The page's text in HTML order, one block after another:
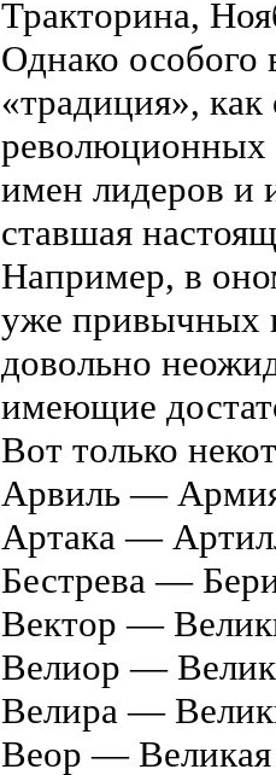
Тракторина,
Однако особого
«традиция»,
революционных
имен лидеров и
ставшая
Например, в
уже привычных
довольно
имеющие
Вот только
Арвиль —
Артака —
Бестрева —
Вектор —
Велиор —
Велира —
Веор — Великая